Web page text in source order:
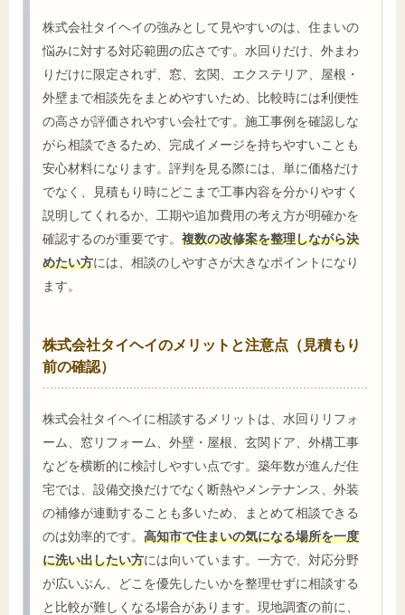
株式会社タイヘイの強みとして見やすいのは、住まいの
悩みに対する対応範囲の広さです。水回りだけ、外まわ
りだけに限定されず、窓、玄関、エクステリア、屋根・
外壁まで相談先をまとめやすいため、比較時には利便性
の高さが評価されやすい会社です。施工事例を確認しな
がら相談できるため、完成イメージを持ちやすいことも
安心材料になります。評判を見る際には、単に価格だけ
でなく、見積もり時にどこまで工事内容を分かりやすく
説明してくれるか、工期や追加費用の考え方が明確かを
確認するのが重要です。 複数の改修案を整理しながら決
めたい方には、相談のしやすさが大きなポイントになり
ます。
株式会社タイヘイのメリットと注意点（見積もり
前の確認）
株式会社タイヘイに相談するメリットは、水回りリフォ
ーム、窓リフォーム、外壁・屋根、玄関ドア、外構工事
などを横断的に検討しやすい点です。築年数が進んだ住
宅では、設備交換だけでなく断熱やメンテナンス、外装
の補修が連動することも多いため、まとめて相談できる
のは効率的です。 高知市で住まいの気になる場所を一度
に洗い出したい方には向いています。一方で、対応分野
が広いぶん、どこを優先したいかを整理せずに相談する
と比較が難しくなる場合があります。現地調査の前に、